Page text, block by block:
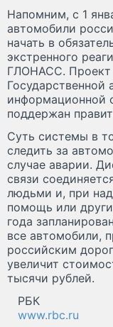
Напомним, с 1
автомобили
начать в
экстренного
ГЛОНАСС. Проект
Государственной
поддержан
Суть системы в
следить за
случае аварии.
связи
людьми и, при
помощь или
года
все автомобили,
российским
увеличит
тысячи рублей.
РБК
www.rbc.ru